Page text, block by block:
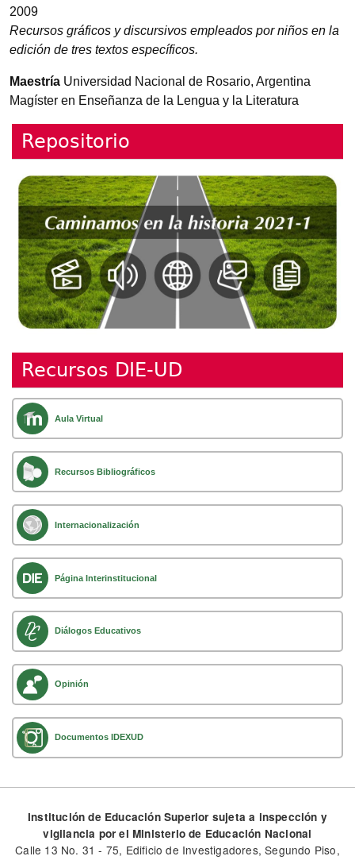
2009
Recursos gráficos y discursivos empleados por niños en la
edición de tres textos específicos.
Maestría Universidad Nacional de Rosario, Argentina
Magíster en Enseñanza de la Lengua y la Literatura
Repositorio
Recursos DIE-UD
Aula Virtual
Recursos Bibliográficos
Internacionalización
Página Interinstitucional
Diálogos Educativos
Opinión
Documentos IDEXUD
Institución de Educación Superior sujeta a inspección y
vigilancia por el Ministerio de Educación Nacional
Calle 13 No. 31 - 75, Edificio de Investigadores, Segundo Piso,